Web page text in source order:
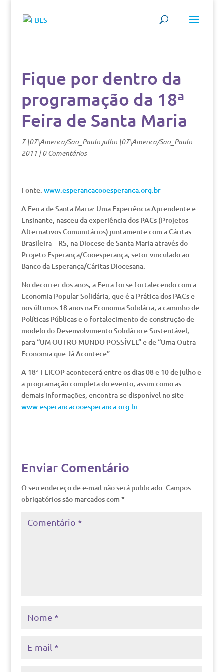
Fique por dentro da
programação da 18ª
Feira de Santa Maria
7 \07\America/Sao_Paulo julho \07\America/Sao_Paulo
2011|0 Comentários
Fonte: www.esperancacooesperanca.org.br
A Feira de Santa Maria: Uma Experiência Aprendente e
Ensinante, nasceu da experiência dos PACs (Projetos
Alternativos Comunitários) juntamente com a Cáritas
Brasileira – RS, na Diocese de Santa Maria através do
Projeto Esperança/Cooesperança, setor vinculado ao
Banco da Esperança/Cáritas Diocesana.
No decorrer dos anos, a Feira foi se fortalecendo com a
Economia Popular Solidária, que é a Prática dos PACs e
nos últimos 18 anos na Economia Solidária, a caminho de
Políticas Públicas e o fortalecimento de construção de
modelo do Desenvolvimento Solidário e Sustentável,
para “UM OUTRO MUNDO POSSÍVEL” e de “Uma Outra
Economia que Já Acontece”.
A 18ª FEICOP acontecerá entre os dias 08 e 10 de julho e
a programação completa do evento, assim como as
demais informações, encontra-se disponível no site
www.esperancacooesperanca.org.br
Enviar Comentário
O seu endereço de e-mail não será publicado. Campos
obrigatórios são marcados com *